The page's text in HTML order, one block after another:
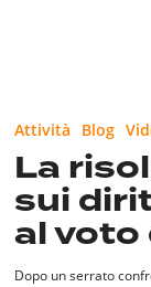
Attività Blog
La
sui
al voto
Dopo un serrato